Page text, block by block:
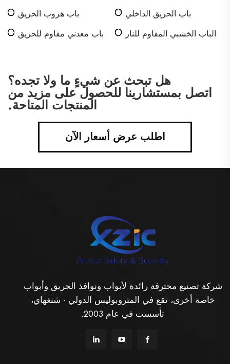
باب الحريق الداخلي
باب هروب الحريق
الباب الخشبي المقاوم للنار
باب معدني مقاوم للحريق
هل تبحث عن شيءٍ ما ولا تجده؟
اتصل بمستشارينا للحصول على مزيد من
المنتجات المتاحة.
اطلب عرض أسعار الآن
شركة تصنيع محترفة رائدة لأبواب ونوافذ الحريق وأبواب
خاصة أخرى، تقع في المتروبوليس الدولي - شنغهاي،
تأسست في عام 2003.